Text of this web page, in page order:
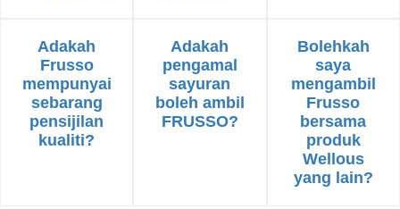
Adakah
Frusso
mempunyai
sebarang
pensijilan
kualiti?
Adakah
pengamal
sayuran
boleh ambil
FRUSSO?
Bolehkah
saya
mengambil
Frusso
bersama
produk
Wellous
yang lain?